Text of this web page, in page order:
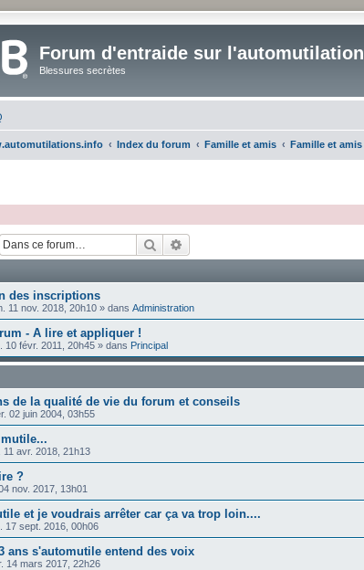
Forum d'entraide sur l'automutilation
Blessures secrètes
Index du forum Famille et amis Famille et amis
Rechercher
des inscriptions
11 nov. 2018, 20h10 » dans Administration
- A lire et appliquer !
10 févr. 2011, 20h45 » dans Principal
de la qualité de vie du forum et conseils
02 juin 2004, 03h55
11 avr. 2018, 21h13
?
nov. 2017, 13h01
et je voudrais arrêter car ça va trop loin....
17 sept. 2016, 00h06
ans s'automutile entend des voix
14 mars 2017, 22h26